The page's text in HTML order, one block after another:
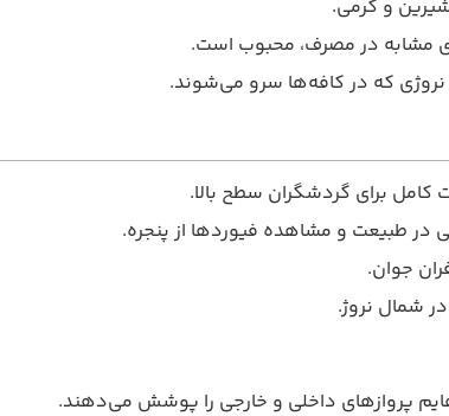
مشابه در مصرف، محبوب است.
کامل برای گردشگران سطح بالا.
در طبیعت و مشاهده فیوردها از پنجره.
جوان.
شمال نروژ.
پروازهای داخلی و خارجی را پوشش می‌دهند.